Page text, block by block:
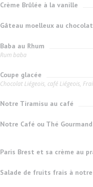
Crème Brûlée à la vanille
Gâteau moelleux au chocolat
Baba au Rhum
Rum baba
Coupe glacée
Chocolat Liégeois, café Liégeois,
Notre Tiramisu au café
Notre Café ou Thé Gourmand
Paris Brest et sa crème au
Salade de fruits frais à